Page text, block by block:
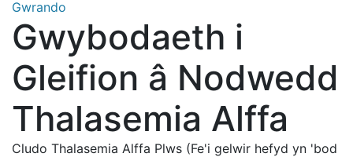
Gwrando
Gwybodaeth i
Gleifion â Nodwedd
Thalasemia Alffa
Cludo Thalasemia Alffa Plws (Fe'i gelwir hefyd yn 'bod